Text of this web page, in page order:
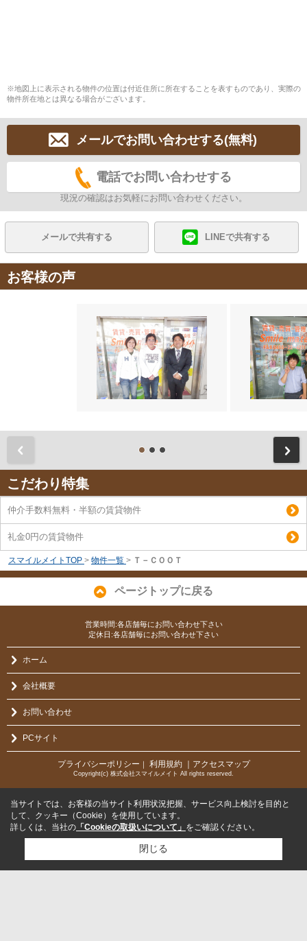
※地図上に表示される物件の位置は付近住所に所在することを表すものであり、実際の
物件所在地とは異なる場合がございます。
メールでお問い合わせする(無料)
電話でお問い合わせする
現況の確認はお気軽にお問い合わせください。
メールで共有する LINEで共有する
お客様の声
こだわり特集
仲介手数料無料・半額の賃貸物件
礼金0円の賃貸物件
スマイルメイトTOP > 物件一覧 > Ｔ－ＣＯＯＴ
ページトップに戻る
営業時間:各店舗毎にお問い合わせ下さい
定休日:各店舗毎にお問い合わせ下さい
ホーム
会社概要
お問い合わせ
PCサイト
プライバシーポリシー 利用規約 ｜アクセスマップ
Copyright(c) 株式会社スマイルメイト All rights reserved.
当サイトでは、お客様の当サイト利用状況把握、サービス向上検討を目的と
して、クッキー（Cookie）を使用しています。
詳しくは、当社の 「Cookieの取扱いについて」 をご確認ください。
閉じる